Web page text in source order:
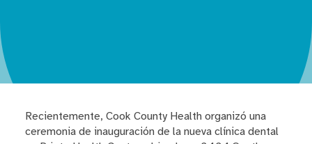
Recientemente, Cook County Health organizó una
ceremonia de inauguración de la nueva clínica dental